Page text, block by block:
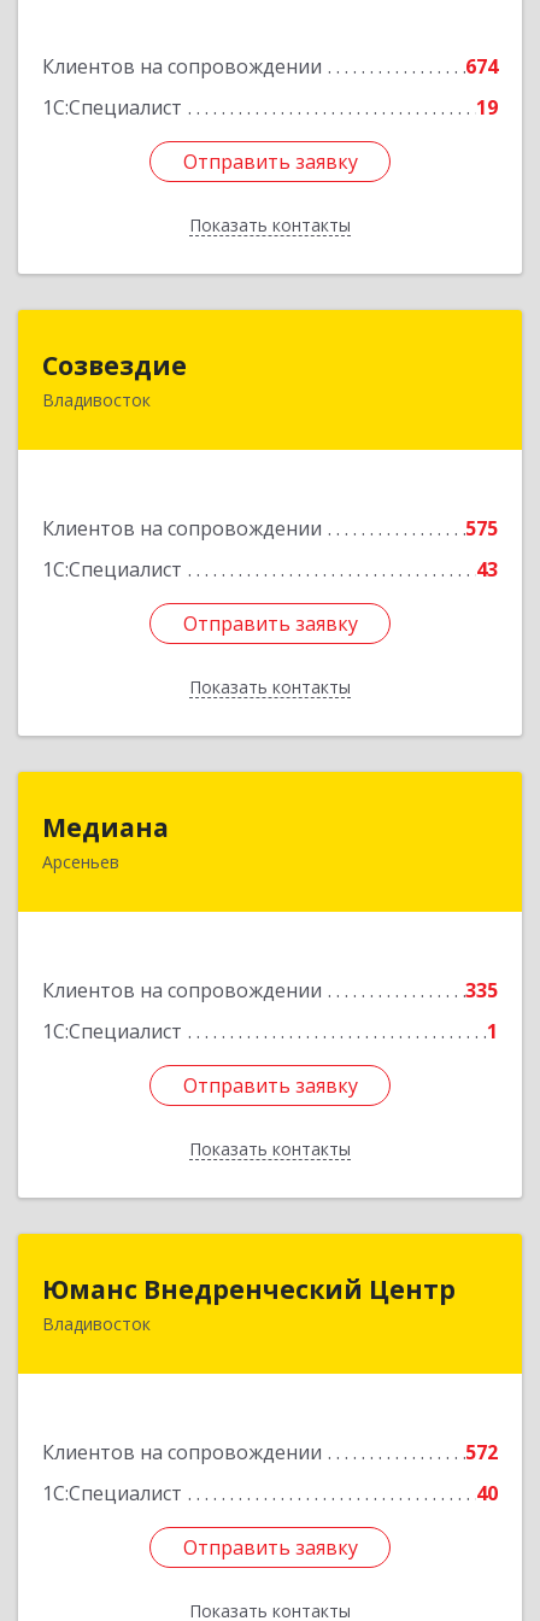
Клиентов на сопровождении
674
1С:Специалист
19
Отправить заявку
Показать контакты
Отправить заявку
Назад
Созвездие
Владивосток
Клиентов на сопровождении
575
1С:Специалист
43
Отправить заявку
Показать контакты
690069, Приморский край, Владивосток г,
Отправить заявку
Назад
Медиана
Арсеньев
Клиентов на сопровождении
335
1С:Специалист
1
Отправить заявку
Показать контакты
Отправить заявку
Назад
Юманс Внедренческий Центр
Владивосток
Клиентов на сопровождении
572
1С:Специалист
40
Отправить заявку
Показать контакты
Юманс Внедренческий Центр
690014, Приморский край, Владивосток г,
Отправить заявку
Назад